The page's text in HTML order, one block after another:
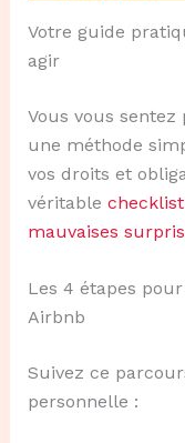
Votre guide
agir
Vous vous sentez
une méthode
vos droits et
véritable
mauvaises
Les 4 étapes
Airbnb
Suivez ce
personnelle :